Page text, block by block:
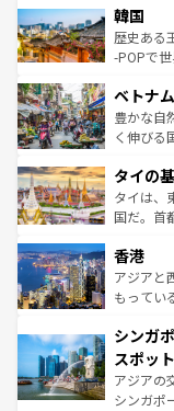
はコンテ
いる。ア
ビング、
い。オー
参照して
ン）、静
と山間の
驚きをも
容にもい
照してほ
韓国
歴史ある
-POPで
き、地方
できる。
まで、さ
リティに
覧を参照
ベトナム
豊かな自
く伸びる
急速な発
ーチミン
醸し出し
とつ。フ
ひ現地で
が旅行者
参照して
タイの
タイは、
国だ。首
の活気が
帯で自然
いビーチ
激する。
が待って
た文化、
け
香港
アジアと
もってい
み、どこ
ており、
うな絶景
そ
シンガ
スポット
アジアの
シンガポ